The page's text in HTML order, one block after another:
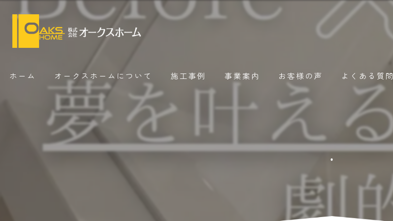
ホーム オークスホームについて 施工事例 事業案内 お客様の声 よくある質問
.